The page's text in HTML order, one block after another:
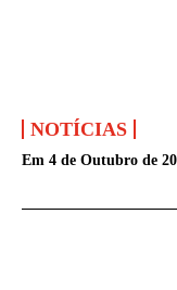
NOTÍCIAS
Em 4 de Outubro de